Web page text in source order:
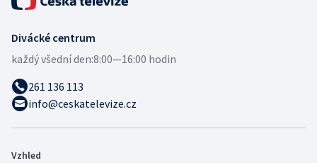
Divácké centrum
každý všední den:8:00—16:00 hodin
261 136 113
info@ceskatelevize.cz
Vzhled